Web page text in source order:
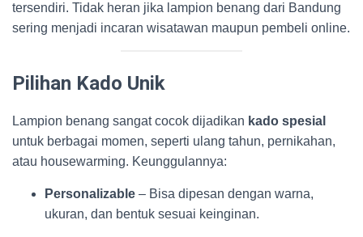
tersendiri. Tidak heran jika lampion benang dari Bandung
sering menjadi incaran wisatawan maupun pembeli online.
Pilihan Kado Unik
Lampion benang sangat cocok dijadikan kado spesial
untuk berbagai momen, seperti ulang tahun, pernikahan,
atau housewarming. Keunggulannya:
Personalizable – Bisa dipesan dengan warna,
ukuran, dan bentuk sesuai keinginan.